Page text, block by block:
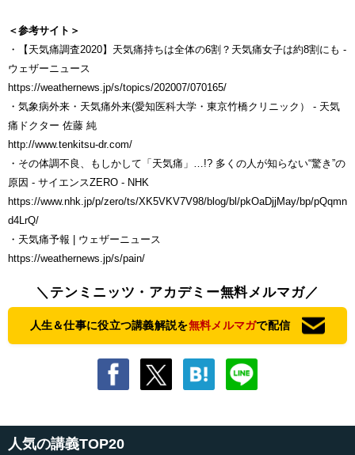
＜参考サイト＞
・【天気痛調査2020】天気痛持ちは全体の6割？天気痛女子は約8割にも -
ウェザーニュース
https://weathernews.jp/s/topics/202007/070165/
・気象病外来・天気痛外来(愛知医科大学・東京竹橋クリニック） - 天気
痛ドクター 佐藤 純
http://www.tenkitsu-dr.com/
・その体調不良、もしかして「天気痛」…!? 多くの人が知らない“驚き”の
原因 - サイエンスZERO - NHK
https://www.nhk.jp/p/zero/ts/XK5VKV7V98/blog/bl/pkOaDjjMay/bp/pQqmn
d4LrQ/
・天気痛予報 | ウェザーニュース
https://weathernews.jp/s/pain/
＼テンミニッツ・アカデミー無料メルマガ／
人生＆仕事に役立つ講義解説を無料メルマガで配信
人気の講義TOP20